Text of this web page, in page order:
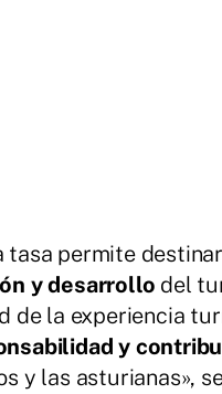
tasa permite
y desarrollo del
de la experiencia
y
y las asturianas»,